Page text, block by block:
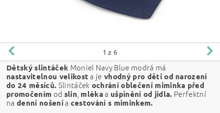
1 z 6
Dětský slintáček Moniel Navy Blue modrá má
nastavitelnou velikost a je vhodný pro děti od narození
do 24 měsíců. Slintáček ochrání oblečení miminka před
promočením od slin mlékaa ušpinění od jídla. Perfektní
nadenní nošenía cestování s miminkem.